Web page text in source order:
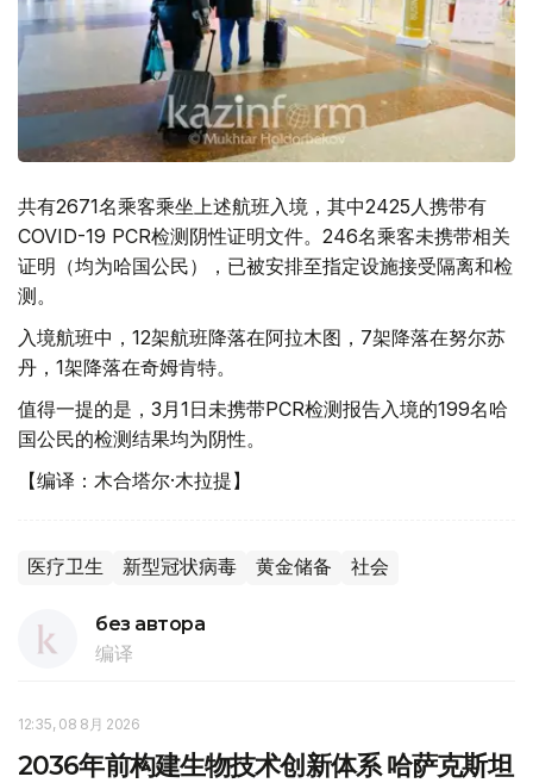
共有2671名乘客乘坐上述航班入境，其中2425人携带有
COVID-19 PCR检测阴性证明文件。246名乘客未携带相关
证明（均为哈国公民），已被安排至指定设施接受隔离和检
测。
入境航班中，12架航班降落在阿拉木图，7架降落在努尔苏
丹，1架降落在奇姆肯特。
值得一提的是，3月1日未携带PCR检测报告入境的199名哈
国公民的检测结果均为阴性。
【编译：木合塔尔·木拉提】
医疗卫生 新型冠状病毒 黄金储备 社会
без автора
编译
12:35, 08 8月 2026
2036年前构建生物技术创新体系 哈萨克斯坦